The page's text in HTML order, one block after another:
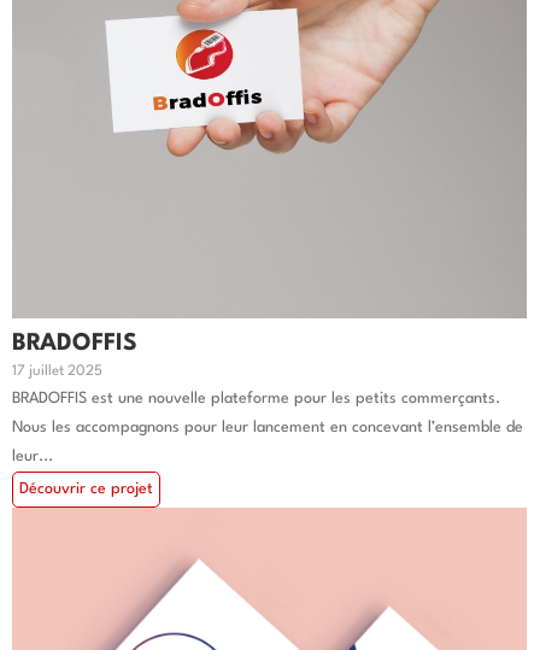
BRADOFFIS
17 juillet 2025
BRADOFFIS est une nouvelle plateforme pour les petits commerçants.
Nous les accompagnons pour leur lancement en concevant l’ensemble de
leur...
Découvrir ce projet